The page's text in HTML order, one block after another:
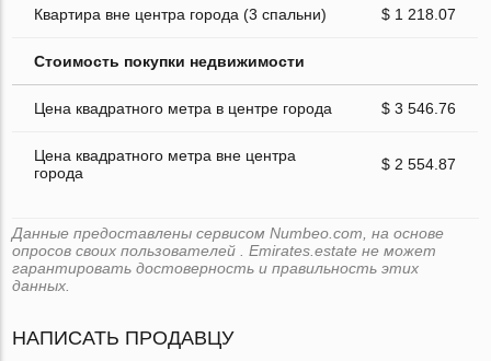
Квартира вне центра города (3 спальни) $ 1 218.07
Стоимость покупки недвижимости
Цена квадратного метра в центре города $ 3 546.76
Цена квадратного метра вне центра
города
$ 2 554.87
Данные предоставлены сервисом Numbeo.com, на основе
опросов своих пользователей . Emirates.estate не может
гарантировать достоверность и правильность этих
данных.
НАПИСАТЬ ПРОДАВЦУ